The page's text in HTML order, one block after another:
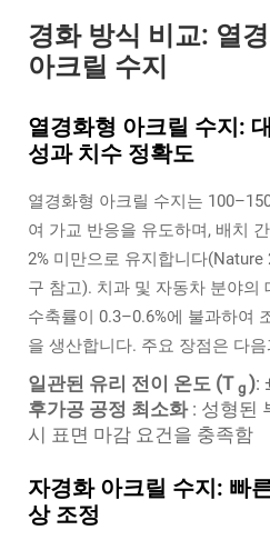
경화 방식 비교: 열
아크릴 수지
열경화형 아크릴 수지:
성과 치수 정확도
열경화형 아크릴 수지는
여 가교 반응을 유도하며, 배치
2% 미만으로 유지합니다
구 참고). 치과 및 자동차 분야의
수축률이 0.3–0.6%에 불과하여
을 생산합니다. 주요 장점은 다
일관된 유리 전이 온도 (T g ):
후가공 공정 최소화 : 성형된
시 표면 마감 요건을 충족함
자경화 아크릴 수지: 빠
상 조정